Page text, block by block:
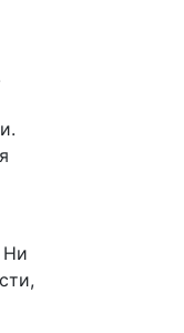
Ни